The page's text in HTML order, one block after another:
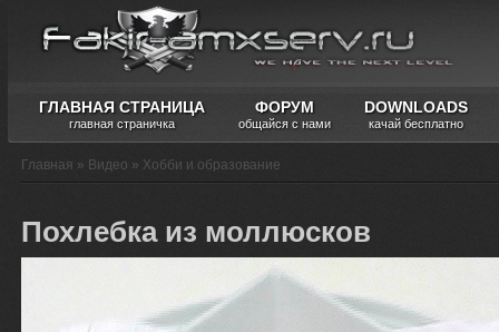
ГЛАВНАЯ СТРАНИЦА
главная страничка
ФОРУМ
общайся с нами
DOWNLOADS
качай бесплатно
Главная » Видео » Хобби и образование
Похлебка из моллюсков